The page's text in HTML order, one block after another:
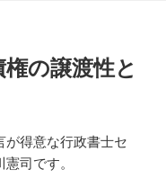
権の譲渡性と
が得意な行政書士セ
司です。